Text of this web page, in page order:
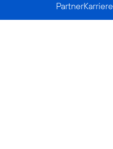
PartnerKarriere